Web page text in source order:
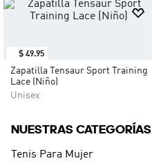
$ 49.95
Zapatilla Tensaur Sport Training
Lace (Niño)
Unisex
NUESTRAS
Tenis Para Mujer